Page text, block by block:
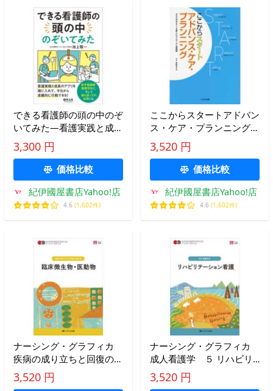
できる看護師の頭の中のぞ
いてみた―看護実践と成長
のアプリを頭に入れて、今
日から直観的に行動でき
る！ 若手看護師・看護学
生に。そして振り返っての
活用にも
3,300 円
価格比較
紀伊國屋書店Yahoo!店
4.6 (1,602件)
ここからスタートアドバン
ス・ケア・プランニング―
ＡＣＰがみえてくる新しい
アプローチと実践例
3,520 円
価格比較
紀伊國屋書店Yahoo!店
4.6 (1,602件)
ナーシング・グラフィカ
疾病の成り立ちと回復の促
進 ３ 臨床微生物・医動
物 （第５版）
3,520 円
ナーシング・グラフィカ
成人看護学 ５ リハビリ
テーション看護 （第５
版）
3,520 円